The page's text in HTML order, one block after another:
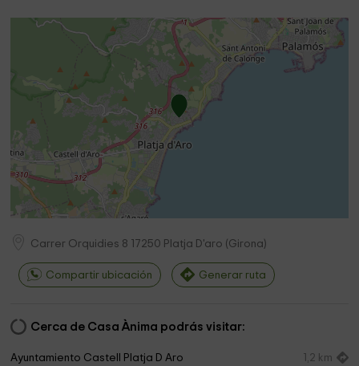
Carrer Orquidies 8 17250 Platja D'aro (Girona)
Compartir ubicación Generar ruta
Cerca de Casa Ànima podrás visitar:
Ayuntamiento Castell Platja D Aro 1,2 km